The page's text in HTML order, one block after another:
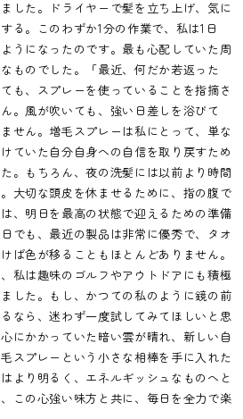
した。ドライヤーで髪を立ち上げ、気に
る。このわずか1分の作業で、私は1日
うになったのです。最も心配していた周
ものでした。「最近、何だか若返った
も、スプレーを使っていることを指摘さ
。風が吹いても、強い日差しを浴びて
せん。増毛スプレーは私にとって、単な
ていた自分自身への自信を取り戻すため
。もちろん、夜の洗髪には以前より時間
大切な頭皮を休ませるために、指の腹で
、明日を最高の状態で迎えるための準備
でも、最近の製品は非常に優秀で、タオ
ば色が移ることもほとんどありません。
私は趣味のゴルフやアウトドアにも積極
した。もし、かつての私のように鏡の前
なら、迷わず一度試してみてほしいと思
にかかっていた暗い雲が晴れ、新しい自
スプレーという小さな相棒を手に入れた
より明るく、エネルギッシュなものへと
この心強い味方と共に、毎日を全力で楽